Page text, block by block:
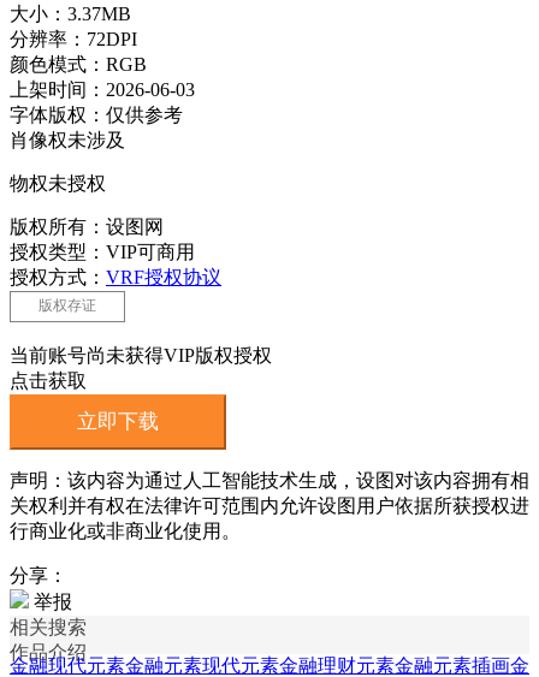
大小：3.37MB
分辨率：72DPI
颜色模式：RGB
上架时间：2026-06-03
字体版权：仅供参考
肖像权未涉及
物权未授权
版权所有：设图网
授权类型：VIP可商用
授权方式： VRF授权协议
版权存证
当前账号尚未获得VIP版权授权
点击获取
立即下载
声明：该内容为通过人工智能技术生成，设图对该内容拥有相
关权利并有权在法律许可范围内允许设图用户依据所获授权进
行商业化或非商业化使用。
分享：
举报
相关搜索
作品介绍
金融现代元素金融元素现代元素金融理财元素金融元素插画金